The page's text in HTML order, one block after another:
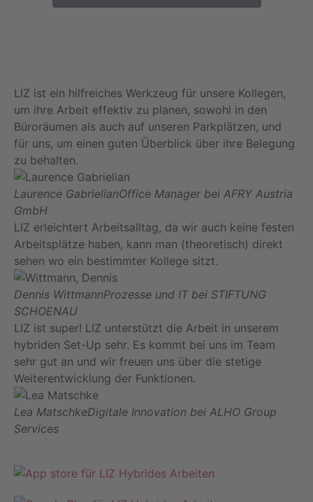
LIZ ist ein hilfreiches Werkzeug für unsere Kollegen,
um ihre Arbeit effektiv zu planen, sowohl in den
Büroräumen als auch auf unseren Parkplätzen, und
für uns, um einen guten Überblick über ihre Belegung
zu behalten.
Laurence GabrielianOffice Manager bei AFRY Austria
GmbH
LIZ erleichtert Arbeitsalltag, da wir auch keine festen
Arbeitsplätze haben, kann man (theoretisch) direkt
sehen wo ein bestimmter Kollege sitzt.
Dennis WittmannProzesse und IT bei STIFTUNG
SCHOENAU
LIZ ist super! LIZ unterstützt die Arbeit in unserem
hybriden Set-Up sehr. Es kommt bei uns im Team
sehr gut an und wir freuen uns über die stetige
Weiterentwicklung der Funktionen.
Lea MatschkeDigitale Innovation bei ALHO Group
Services